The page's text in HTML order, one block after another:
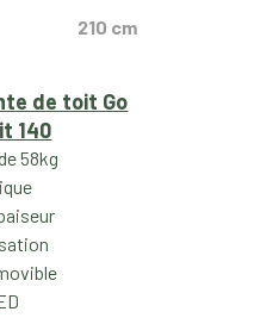
210 cm
de toit Go
140
58kg